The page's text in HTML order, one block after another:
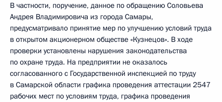
В частности, поручение, данное по обращению Соловьева
Андрея Владимировича из города Самары,
предусматривало принятие мер по улучшению условий труда
в открытом акционерном обществе «Кузнецов». В ходе
проверки установлены нарушения законодательства
по охране труда. На предприятии не оказалось
согласованного с Государственной инспекцией по труду
в Самарской области графика проведения аттестации 2547
рабочих мест по условиям труда, графика проведения